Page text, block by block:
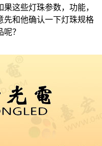
这些灯珠参数，功能，
先和他确认一下灯珠规格
？